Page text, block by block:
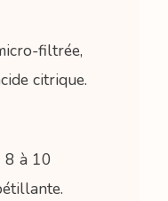
filtrée,
citrique.
8 à 10